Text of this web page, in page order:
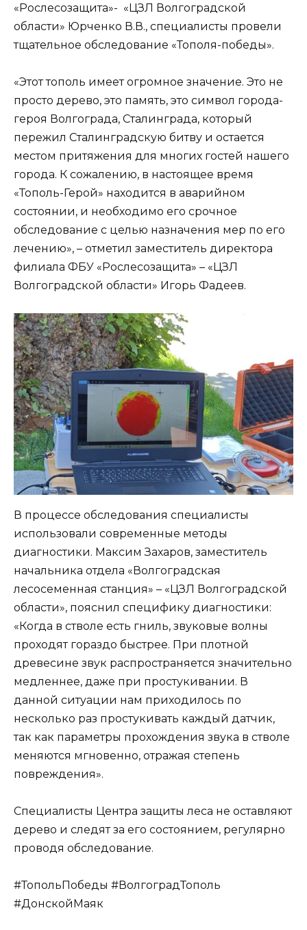
«Рослесозащита»- «ЦЗЛ Волгоградской
области» Юрченко В.В., специалисты провели
тщательное обследование «Тополя-победы».
«Этот тополь имеет огромное значение. Это не
просто дерево, это память, это символ города-
героя Волгограда, Сталинграда, который
пережил Сталинградскую битву и остается
местом притяжения для многих гостей нашего
города. К сожалению, в настоящее время
«Тополь-Герой» находится в аварийном
состоянии, и необходимо его срочное
обследование с целью назначения мер по его
лечению», – отметил заместитель директора
филиала ФБУ «Рослесозащита» – «ЦЗЛ
Волгоградской области» Игорь Фадеев.
В процессе обследования специалисты
использовали современные методы
диагностики. Максим Захаров, заместитель
начальника отдела «Волгоградская
лесосеменная станция» – «ЦЗЛ Волгоградской
области», пояснил специфику диагностики:
«Когда в стволе есть гниль, звуковые волны
проходят гораздо быстрее. При плотной
древесине звук распространяется значительно
медленнее, даже при простукивании. В
данной ситуации нам приходилось по
несколько раз простукивать каждый датчик,
так как параметры прохождения звука в стволе
меняются мгновенно, отражая степень
повреждения».
Специалисты Центра защиты леса не оставляют
дерево и следят за его состоянием, регулярно
проводя обследование.
#ТопольПобеды #ВолгоградТополь
#ДонскойМаяк